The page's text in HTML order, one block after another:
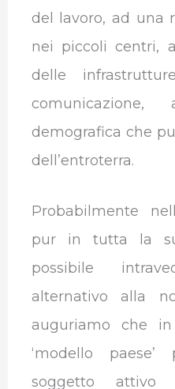
del lavoro, ad una
nei piccoli centri,
delle
demografica che
dell’entroterra.
Probabilmente
pur in tutta la
possibile
alternativo alla
auguriamo che
‘modello
soggetto